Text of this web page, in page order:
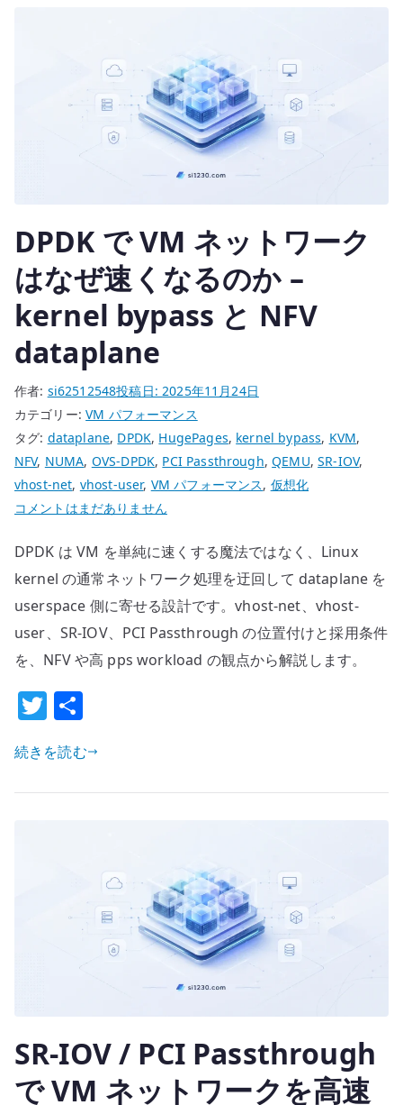
DPDK で VM ネットワーク
はなぜ速くなるのか –
kernel bypass と NFV
dataplane
作者: si62512548投稿日: 2025年11月24日
カテゴリー:VM パフォーマンス
タグ: dataplane, DPDK, HugePages, kernel bypass, KVM,
NFV, NUMA, OVS-DPDK, PCI Passthrough,QEMU,SR-IOV,
vhost-net, vhost-user, VM パフォーマンス, 仮想化
DPDK
VM
ネ
ッ
ー
ク
は
ぜ
dataplane
へ
の
コメントはまだありません
DPDK は VM を単純に速くする魔法ではなく、Linux
kernel の通常ネットワーク処理を迂回して dataplane を
userspace 側に寄せる設計です。vhost-net、vhost-
user、SR-IOV、PCI Passthrough の位置付けと採用条件
を、NFV や高 pps workload の観点から解説します。
T
w
it
te
続きを読む
SR-IOV / PCI Passthrough
で VM ネットワークを高速